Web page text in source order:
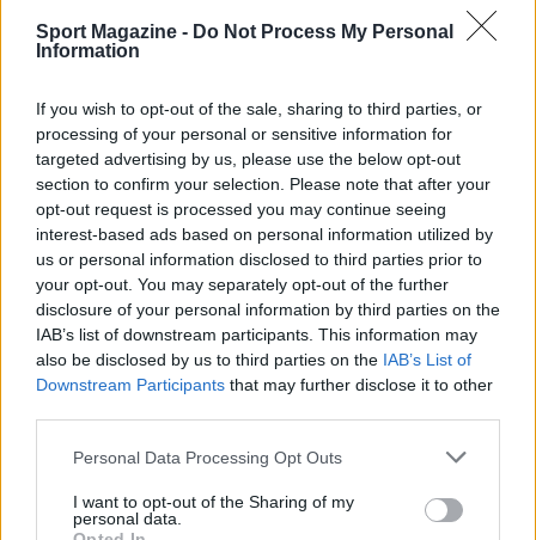
Sport Magazine - Do Not Process My Personal
Information
If you wish to opt-out of the sale, sharing to third parties, or
processing of your personal or sensitive information for
targeted advertising by us, please use the below opt-out
section to confirm your selection. Please note that after your
opt-out request is processed you may continue seeing
interest-based ads based on personal information utilized by
us or personal information disclosed to third parties prior to
your opt-out. You may separately opt-out of the further
disclosure of your personal information by third parties on the
IAB’s list of downstream participants. This information may
also be disclosed by us to third parties on the IAB’s List of
Downstream Participants that may further disclose it to other
Please note that this website/app uses one or more Google
not limited to your visit or usage behaviour. You may click to
grant or deny consent to Google and its third-party tags to
Personal Data Processing Opt Outs
I want to opt-out of the Sharing of my
personal data.
Governo italiano insiste su neutralità tecnologica per
auto elettriche e ibride
Francesca Lombardi · 7 Ago 2026